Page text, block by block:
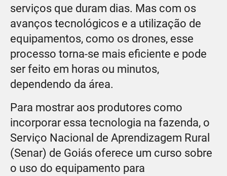
serviços que duram dias. Mas com os
avanços tecnológicos e a utilização de
equipamentos, como os drones, esse
processo torna-se mais eficiente e pode
ser feito em horas ou minutos,
dependendo da área.
Para mostrar aos produtores como
incorporar essa tecnologia na fazenda, o
Serviço Nacional de Aprendizagem Rural
(Senar) de Goiás oferece um curso sobre
o uso do equipamento para